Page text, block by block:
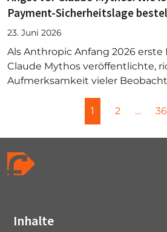
Payment-Sicherheitslage
23. Juni 2026
Als Anthropic Anfang 2026
Claude Mythos veröffentlichte,
Aufmerksamkeit vieler
1 2 … 36
Inhalte